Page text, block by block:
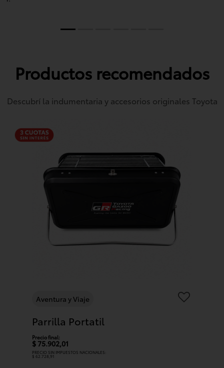
Productos recomendados
Descubrí la indumentaria y accesorios originales Toyota
Aventura y Viaje
Parrilla Portatil
Precio final:
$ 75.902,01
PRECIO SIN IMPUESTOS NACIONALES:
$ 62.728,91